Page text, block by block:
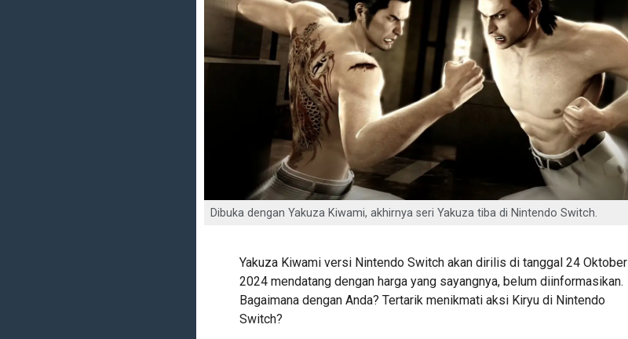
Dibuka dengan Yakuza Kiwami, akhirnya seri Yakuza tiba di Nintendo Switch.
Yakuza Kiwami versi Nintendo Switch akan dirilis di tanggal 24 Oktober
2024 mendatang dengan harga yang sayangnya, belum diinformasikan.
Bagaimana dengan Anda? Tertarik menikmati aksi Kiryu di Nintendo
Switch?